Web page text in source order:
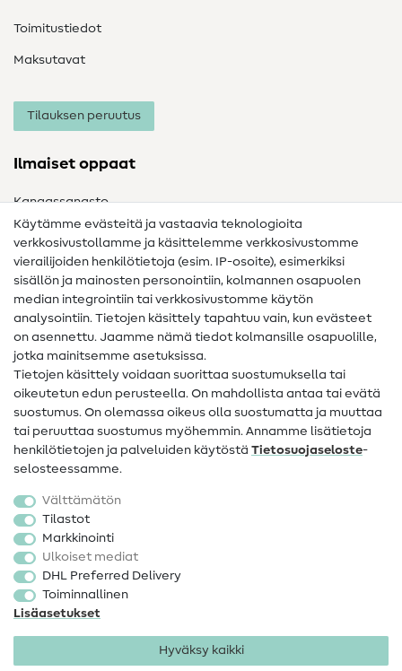
Toimitustiedot
Maksutavat
Tilauksen peruutus
Ilmaiset oppaat
Kangassanasto
Ompelusanasto
Ompeluohjeet
Apua ja yhteystiedot
Yhteystiedot
Tietoa omistajanvaihdoksesta
FAQ
Peruutusoikeus
Suosittu
Kankaat
Ompelutarvikkeet
Ale
Käytämme evästeitä ja vastaavia teknologioita
verkkosivustollamme ja käsittelemme verkkosivustomme
vierailijoiden henkilötietoja (esim. IP-osoite), esimerkiksi
sisällön ja mainosten personointiin, kolmannen osapuolen
median integrointiin tai verkkosivustomme käytön
analysointiin. Tietojen käsittely tapahtuu vain, kun evästeet
on asennettu. Jaamme nämä tiedot kolmansille osapuolille,
jotka mainitsemme asetuksissa.
Tietojen käsittely voidaan suorittaa suostumuksella tai
oikeutetun edun perusteella. On mahdollista antaa tai evätä
suostumus. On olemassa oikeus olla suostumatta ja muuttaa
tai peruuttaa suostumus myöhemmin. Annamme lisätietoja
henkilötietojen ja palveluiden käytöstä Tietosuojaseloste-
selosteessamme.
Välttämätön
Tilastot
Markkinointi
Ulkoiset mediat
DHL Preferred Delivery
Toiminnallinen
Lisäasetukset
Hyväksy kaikki